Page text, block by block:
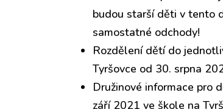
budou starší děti v tento
samostatné odchody!
Rozdělení dětí do
Tyršovce od 30. srpna
Družinové informace pro
září 2021 ve škole na